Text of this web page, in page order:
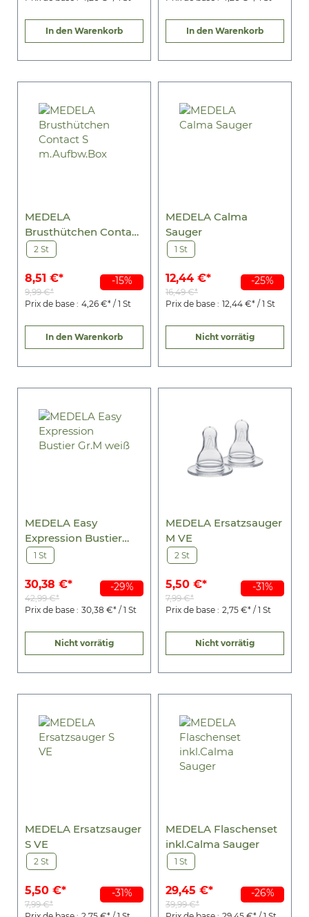
In den Warenkorb In den Warenkorb
-15%
MEDELA
Brusthütchen Contact
S m.Aufbw.Box
2 St
8,51 €*
9,99 €*
Prix de base : 4,26 €* / 1 St
In den Warenkorb
-25%
MEDELA Calma
Sauger
1 St
12,44 €*
16,49 €*
Prix de base : 12,44 €* / 1 St
Nicht vorrätig
-29%
MEDELA Easy
Expression Bustier
Gr.M weiß
1 St
30,38 €*
42,99 €*
Prix de base : 30,38 €* / 1 St
Nicht vorrätig
-31%
MEDELA Ersatzsauger
M VE
2 St
5,50 €*
7,99 €*
Prix de base : 2,75 €* / 1 St
Nicht vorrätig
-31%
MEDELA Ersatzsauger
S VE
2 St
5,50 €*
7,99 €*
-26%
MEDELA Flaschenset
inkl.Calma Sauger
1 St
29,45 €*
39,99 €*